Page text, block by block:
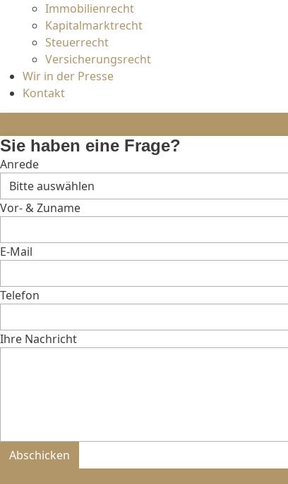
Immobilienrecht
Kapitalmarktrecht
Steuerrecht
Versicherungsrecht
Wir in der Presse
Kontakt
Sie haben eine Frage?
Anrede
Vor- & Zuname
E-Mail
Telefon
Ihre Nachricht
Bitte nicht ausfüllen.
Abschicken